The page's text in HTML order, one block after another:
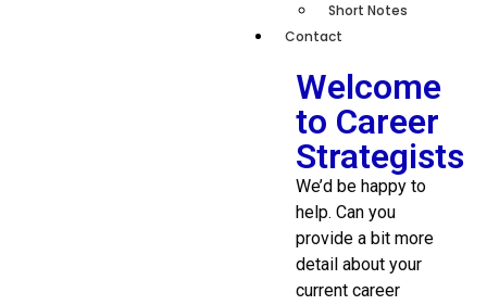
Short Notes
Contact
Welcome
to Career
Strategists
We’d be happy to
help. Can you
provide a bit more
detail about your
current career